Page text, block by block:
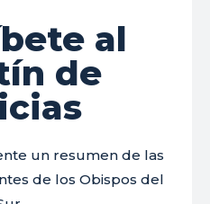
al
de
un resumen de las
de los Obispos del